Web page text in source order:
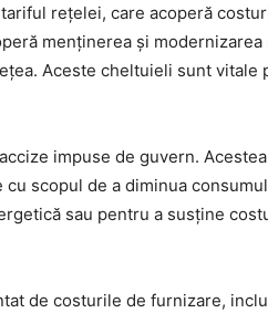
rețelei, care acoperă
menținerea și
Aceste cheltuieli sunt vitale
impuse de guvern.
scopul de a diminua
sau pentru a susține
de costurile de furnizare,